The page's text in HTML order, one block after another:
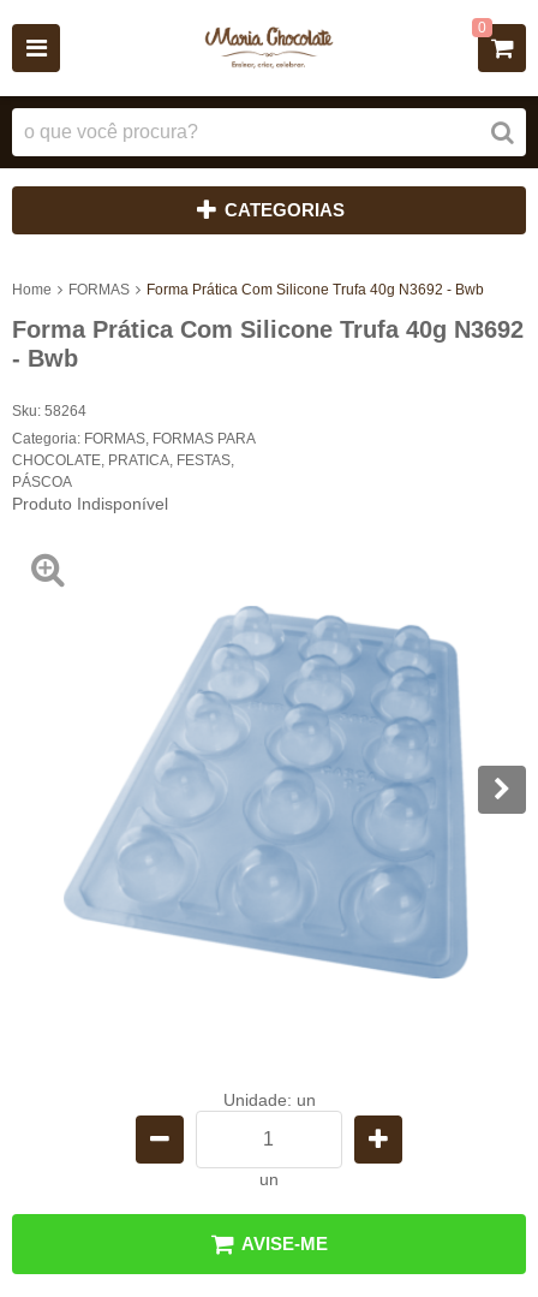
0
CATEGORIAS
Home FORMAS Forma Prática Com Silicone Trufa 40g N3692 - Bwb
Forma Prática Com Silicone Trufa 40g N3692
- Bwb
Sku: 58264
Categoria: FORMAS FORMAS PARA
CHOCOLATE PRATICA FESTAS
PÁSCOA
Produto Indisponível
Unidade: un
un
AVISE-ME